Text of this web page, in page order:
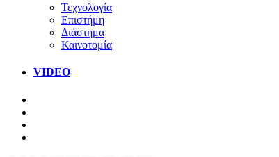
Τεχνολογία
Επιστήμη
Διάστημα
Καινοτομία
VIDEO